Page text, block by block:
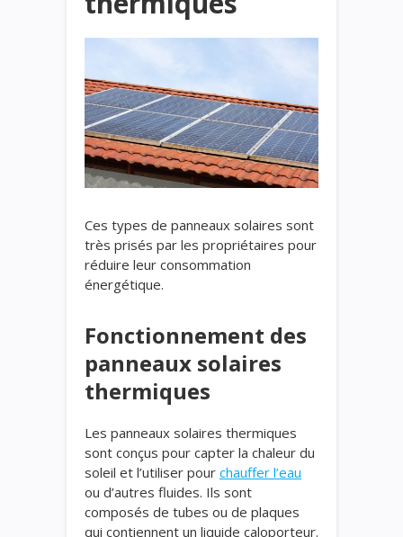
Ces types de panneaux solaires sont
très prisés par les propriétaires pour
réduire leur consommation
énergétique.
Fonctionnement des
panneaux solaires
thermiques
Les panneaux solaires thermiques
sont conçus pour capter la chaleur du
soleil et l’utiliser pour chauffer l’eau
ou d’autres fluides. Ils sont
composés de tubes ou de plaques
qui contiennent un liquide caloporteur.